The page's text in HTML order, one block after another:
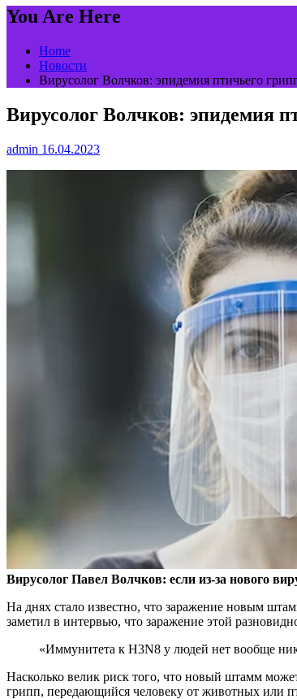
You Are Here
Home
Новости
Вирусолог Волчков: эпидемия птичьего
Вирусолог Волчков: эпидемия
admin 16.04.2023
Вирусолог Павел Волчков: если из-за нового
На днях стало известно, что заражение новым
заметил в интервью, что заражение этой
«Иммунитета к H3N8 у людей нет вообще
Насколько велик риск того, что новый штамм
грипп, передающийся человеку от животных или